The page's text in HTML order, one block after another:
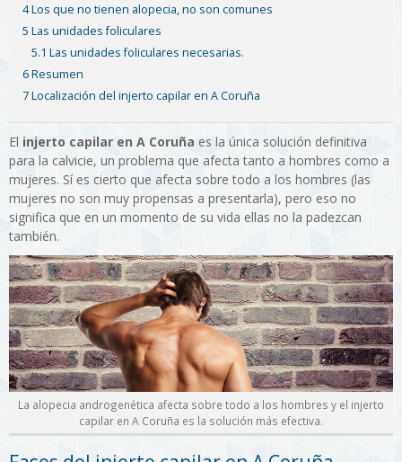
4 Los que no tienen alopecia, no son comunes
5 Las unidades foliculares
5.1 Las unidades foliculares necesarias.
6 Resumen
7 Localización del injerto capilar en A Coruña
El injerto capilar en A Coruña es la única solución definitiva
para la calvicie, un problema que afecta tanto a hombres como a
mujeres. Sí es cierto que afecta sobre todo a los hombres (las
mujeres no son muy propensas a presentarla), pero eso no
significa que en un momento de su vida ellas no la padezcan
también.
La alopecia androgenética afecta sobre todo a los hombres y el injerto
capilar en A Coruña es la solución más efectiva.